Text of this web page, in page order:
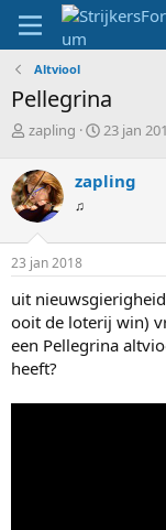
Altviool
Pellegrina
T
p
i
c
s
t
a
t
e
r
zapling
S
r
a
m
23 jan
zapling
♫
23 jan 2018
uit
ooit de loterij win)
een Pellegrina
heeft?